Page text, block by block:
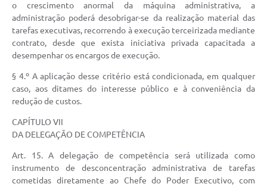
o crescimento anormal da máquina administrativa, a
administração poderá desobrigar-se da realização material das
tarefas executivas, recorrendo à execução terceirizada mediante
contrato, desde que exista iniciativa privada capacitada a
desempenhar os encargos de execução.
§ 4.º A aplicação desse critério está condicionada, em qualquer
caso, aos ditames do interesse público e à conveniência da
redução de custos.
CAPÍTULO VII
DA DELEGAÇÃO DE COMPETÊNCIA
Art. 15. A delegação de competência será utilizada como
instrumento de desconcentração administrativa de tarefas
cometidas diretamente ao Chefe do Poder Executivo, com